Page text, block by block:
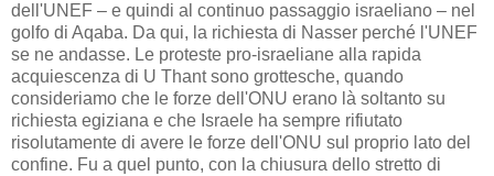
dell'UNEF – e quindi al continuo passaggio israeliano – nel
golfo di Aqaba. Da qui, la richiesta di Nasser perché l'UNEF
se ne andasse. Le proteste pro-israeliane alla rapida
acquiescenza di U Thant sono grottesche, quando
consideriamo che le forze dell'ONU erano là soltanto su
richiesta egiziana e che Israele ha sempre rifiutato
risolutamente di avere le forze dell'ONU sul proprio lato del
confine. Fu a quel punto, con la chiusura dello stretto di